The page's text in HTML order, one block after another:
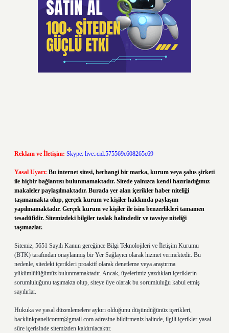
Reklam ve İletişim: Skype: live:.cid.575569c608265c69
Yasal Uyarı: Bu internet sitesi, herhangi bir marka, kurum veya şahıs şirketi
ile hiçbir bağlantısı bulunmamaktadır. Sitede yalnızca kendi hazırladığımız
makaleler paylaşılmaktadır. Burada yer alan içerikler haber niteliği
taşımamakta olup, gerçek kurum ve kişiler hakkında paylaşım
yapılmamaktadır. Gerçek kurum ve kişiler ile isim benzerlikleri tamamen
tesadüfidir. Sitemizdeki bilgiler taslak halindedir ve tavsiye niteliği
taşımazlar.
Sitemiz, 5651 Sayılı Kanun gereğince Bilgi Teknolojileri ve İletişim Kurumu
(BTK) tarafından onaylanmış bir Yer Sağlayıcı olarak hizmet vermektedir. Bu
nedenle, sitedeki içerikleri proaktif olarak denetleme veya araştırma
yükümlülüğümüz bulunmamaktadır. Ancak, üyelerimiz yazdıkları içeriklerin
sorumluluğunu taşımakta olup, siteye üye olarak bu sorumluluğu kabul etmiş
sayılırlar.
Hukuka ve yasal düzenlemelere aykırı olduğunu düşündüğünüz içerikleri,
backlinkpanelicomtr@gmail.com adresine bildirmeniz halinde, ilgili içerikler yasal
süre içerisinde sitemizden kaldırılacaktır.